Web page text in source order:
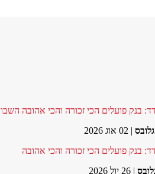
בנק פועלים הכי זכורה והכי אהובה
גלובס | 02 אוג 2026
בנק פועלים הכי זכורה והכי אהובה
| 26 יול 2026